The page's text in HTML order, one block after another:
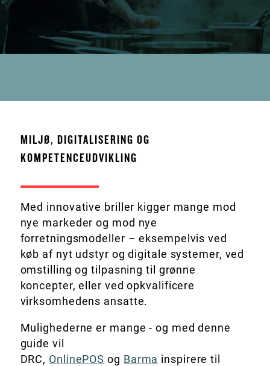
MILJØ, DIGITALISERING OG
KOMPETENCEUDVIKLING
Med innovative briller kigger mange mod
nye markeder og mod nye
forretningsmodeller – eksempelvis ved
køb af nyt udstyr og digitale systemer, ved
omstilling og tilpasning til grønne
koncepter, eller ved opkvalificere
virksomhedens ansatte.
Mulighederne er mange - og med denne
guide vil
DRC, OnlinePOS og Barma inspirere til